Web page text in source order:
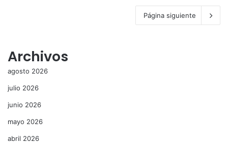
Página siguiente
Archivos
agosto 2026
julio 2026
junio 2026
mayo 2026
abril 2026